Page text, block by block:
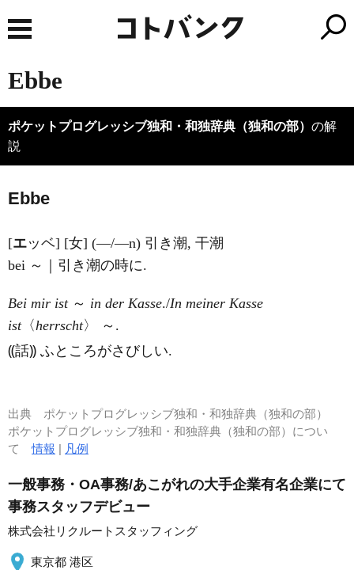
Ebbe
ポケットプログレッシブ独和・和独辞典（独和の部） の解
説
Ebbe
[エッベ] [女] (―/―n) 引き潮, 干潮
bei ～｜引き潮の時に.
Bei mir ist～ in der Kasse./In meiner Kasse
ist〈herrscht〉 ～.
⸨話⸩ ふところがさびしい.
出典 ポケットプログレッシブ独和・和独辞典（独和の部）
ポケットプログレッシブ独和・和独辞典（独和の部）につい
て情報 | 凡例
一般事務・OA事務/あこがれの大手企業有名企業にて
事務スタッフデビュー
株式会社リクルートスタッフィング
東京都 港区